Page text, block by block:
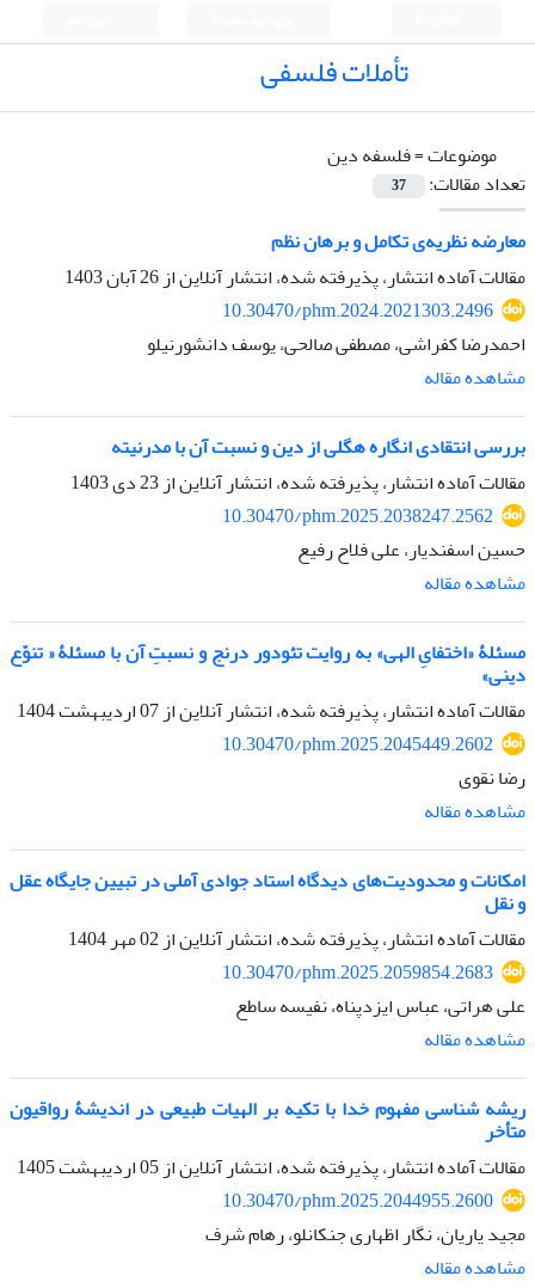
تأملات فلسفی
موضوعات =فلسفه دین
تعداد مقالات:
37
معارضه نظریه‌ی تکامل و برهان نظم
مقالات آماده انتشار، پذیرفته شده، انتشار آنلاین از26 آبان 1403
10.30470/phm.2024.2021303.2496
احمدرضا کفراشی، مصطفی صالحی، یوسف دانشورنیلو
مشاهده مقاله
بررسی انتقادی انگاره هگلی از دین و نسبت آن با مدرنیته
مقالات آماده انتشار، پذیرفته شده، انتشار آنلاین از23 دی 1403
10.30470/phm.2025.2038247.2562
حسین اسفندیار، علی فلاح رفیع
مشاهده مقاله
مسئلۀ «اختفایِ الهی» به روایت تئودور درنج و نسبتِ آن با مسئلۀ « تنوّع
دینی»
مقالات آماده انتشار، پذیرفته شده، انتشار آنلاین از07 اردیبهشت 1404
10.30470/phm.2025.2045449.2602
رضا نقوی
مشاهده مقاله
امکانات و محدودیت‌های دیدگاه استاد جوادی آملی در تبیین جایگاه عقل
و نقل
مقالات آماده انتشار، پذیرفته شده، انتشار آنلاین از02 مهر 1404
10.30470/phm.2025.2059854.2683
علی هراتی، عباس ایزدپناه، نفیسه ساطع
مشاهده مقاله
ریشه شناسی مفهوم خدا با تکیه بر الهیات طبیعی در اندیشۀ رواقیون
متأخر
مقالات آماده انتشار، پذیرفته شده، انتشار آنلاین از05 اردیبهشت 1405
10.30470/phm.2025.2044955.2600
مجید یاریان، نگار اظهاری جنکانلو، رهام شرف
مشاهده مقاله